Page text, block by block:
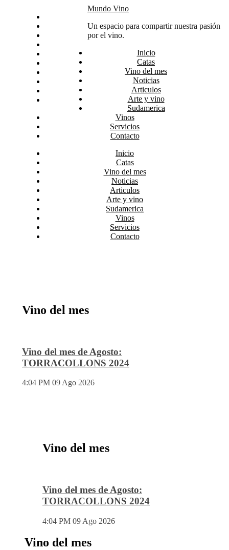
Arte y vino
Sudamerica
Mundo Vino
Un espacio para compartir nuestra pasión
por el vino.
Inicio
Catas
Vino del mes
Noticias
Articulos
Arte y vino
Sudamerica
Vinos
Servicios
Contacto
Inicio
Catas
Vino del mes
Noticias
Articulos
Arte y vino
Sudamerica
Vinos
Servicios
Contacto
Vino del mes
Vino del mes de Agosto:
TORRACOLLONS 2024
4:04 PM 09 Ago 2026
Vino del mes
Vino del mes de Agosto:
TORRACOLLONS 2024
4:04 PM 09 Ago 2026
Vino del mes